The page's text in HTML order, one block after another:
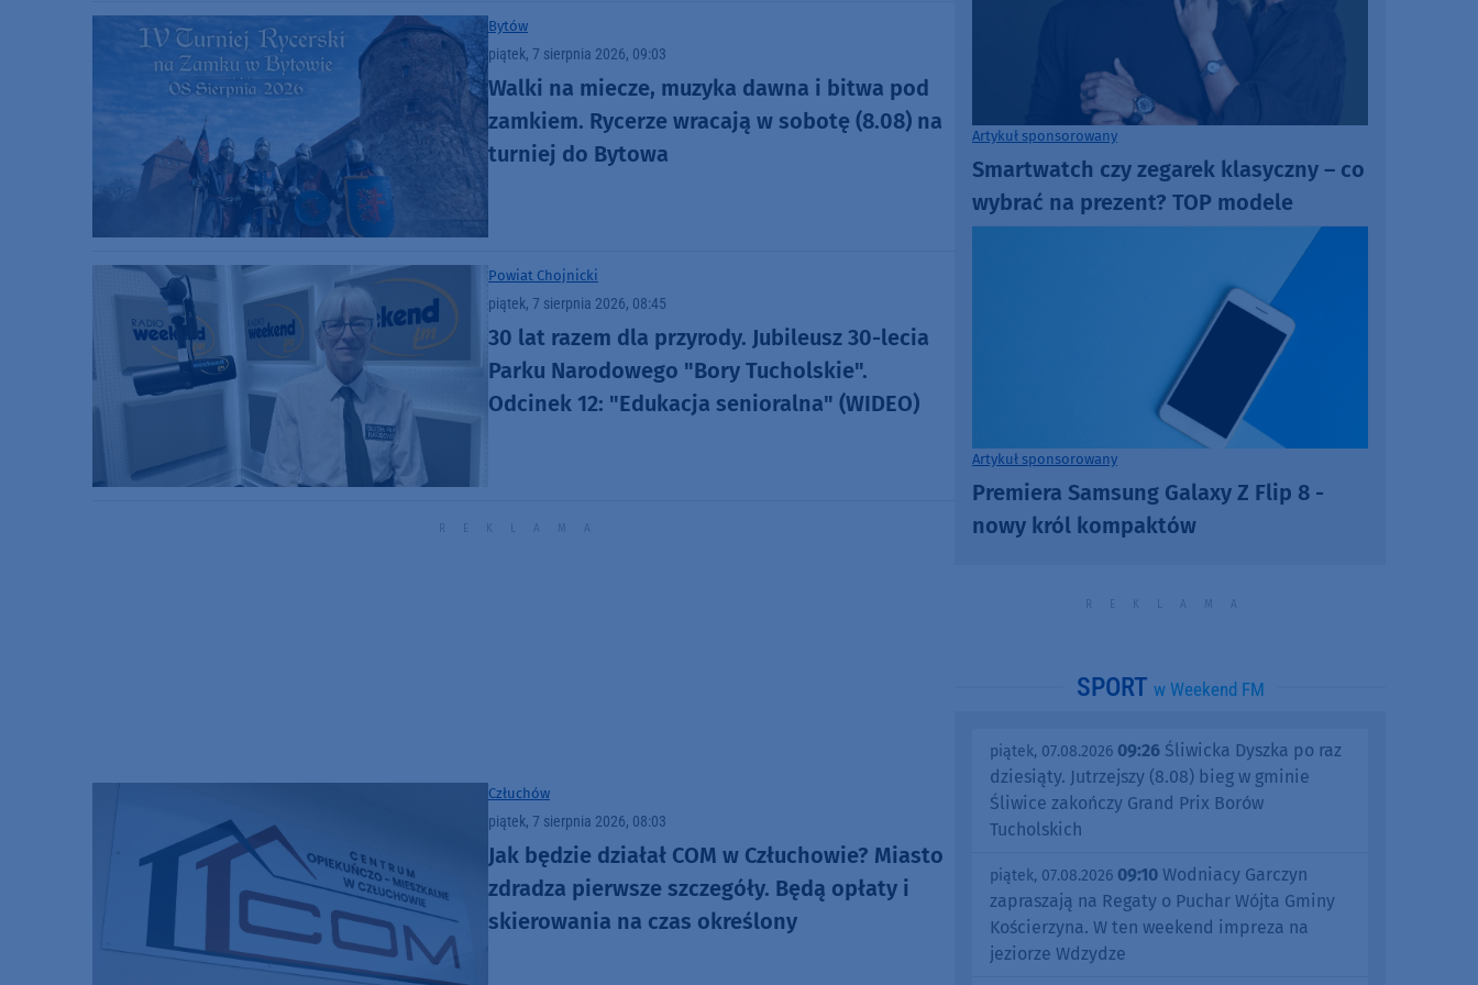
Bytów
piątek, 7 sierpnia 2026, 09:03
Walki na miecze, muzyka dawna i bitwa pod
zamkiem. Rycerze wracają w sobotę (8.08) na
turniej do Bytowa
Powiat Chojnicki
piątek, 7 sierpnia 2026, 08:45
30 lat razem dla przyrody. Jubileusz 30-lecia
Parku Narodowego "Bory Tucholskie".
Odcinek 12: "Edukacja senioralna" (WIDEO)
Człuchów
piątek, 7 sierpnia 2026, 08:03
Jak będzie działał COM w Człuchowie? Miasto
zdradza pierwsze szczegóły. Będą opłaty i
skierowania na czas określony
Artykuł sponsorowany
Smartwatch czy zegarek klasyczny – co
wybrać na prezent? TOP modele
Artykuł sponsorowany
Premiera Samsung Galaxy Z Flip 8 -
nowy król kompaktów
SPORT w Weekend FM
piątek, 07.08.2026 09:26 Śliwicka Dyszka po raz
dziesiąty. Jutrzejszy (8.08) bieg w gminie
Śliwice zakończy Grand Prix Borów
Tucholskich
piątek, 07.08.2026 09:10 Wodniacy Garczyn
zapraszają na Regaty o Puchar Wójta Gminy
Kościerzyna. W ten weekend impreza na
jeziorze Wdzydze